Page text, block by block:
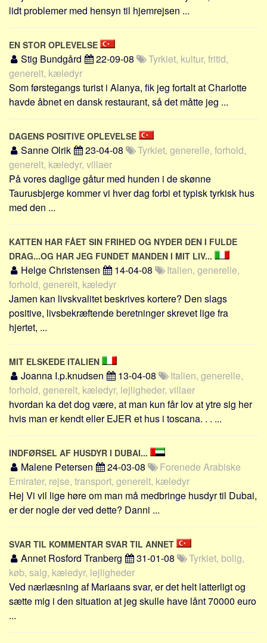
lidt problemer med hensyn til hjemrejsen ...
EN STOR OPLEVELSE
Stig Bundgård 22-09-08
Tyrkiet, kultur, fritid,
generelt, kæledyr
Som førstegangs turist i Alanya, fik jeg fortalt at Charlotte
havde åbnet en dansk restaurant, så det måtte jeg ...
DAGENS POSITIVE OPLEVELSE
Sanne Olrik 23-04-08
Tyrkiet, generelle, forhold,
generelt, kæledyr, villaer
På vores daglige gåtur med hunden i de skønne
Taurusbjerge kommer vi hver dag forbi et typisk tyrkisk hus
med den ...
KATTEN HAR FÅET SIN FRIHED OG NYDER DEN I FULDE
DRAG...OG HAR JEG FUNDET MANDEN I MIT LIV...
Helge Christensen 14-04-08
Italien, generelle,
forhold, generelt, kæledyr
Jamen kan livskvalitet beskrives kortere? Den slags
positive, livsbekræftende beretninger skrevet lige fra
hjertet, ...
MIT ELSKEDE ITALIEN
Joanna I.p.knudsen 13-04-08
Italien, generelle,
forhold, generelt, kæledyr, lejligheder, villaer
hvordan ka det dog være, at man kun får lov at ytre sig her
hvis man er kendt eller EJER et hus i toscana. . . ...
INDFØRSEL AF HUSDYR I DUBAI...
Malene Petersen 24-03-08
Forenede Arabiske
Emirater, rejse, transport, generelt, kæledyr
Hej Vi vil lige høre om man må medbringe husdyr til Dubai,
er der nogle der ved dette? Danni ...
SVAR TIL KOMMENTAR SVAR TIL ANNET
Annet Rosford Tranberg 31-01-08
Tyrkiet, bolig,
køb, salg, kæledyr, lejligheder
Ved nærlæsning af Mariaans svar, er det helt latterligt og
sætte mig i den situation at jeg skulle have lånt 70000 euro
...